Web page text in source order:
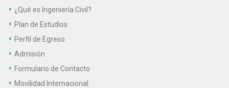
¿Qué es Ingeniería Civil?
Plan de Estudios
Perfil de Egreso
Admisión
Formulario de Contacto
Movilidad Internacional